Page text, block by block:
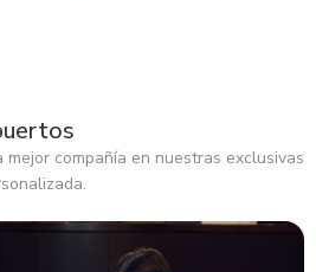
banco pueda requerir según la
compañía en nuestras exclusivas